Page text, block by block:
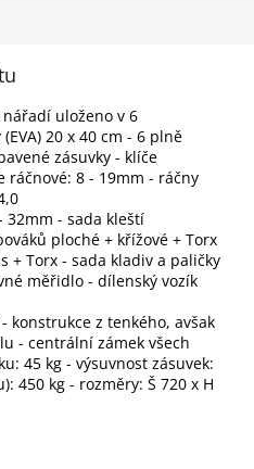
nářadí uloženo v 6
20 x 40 cm - 6 plně
zásuvky - klíče
ráčnové: 8 - 19mm - ráčny
32mm - sada kleští
ploché + křížové + Torx
+ Torx - sada kladiv a paličky
měřidlo - dílenský vozík
konstrukce z tenkého, avšak
- centrální zámek všech
45 kg - výsuvnost zásuvek:
450 kg - rozměry: Š 720 x H